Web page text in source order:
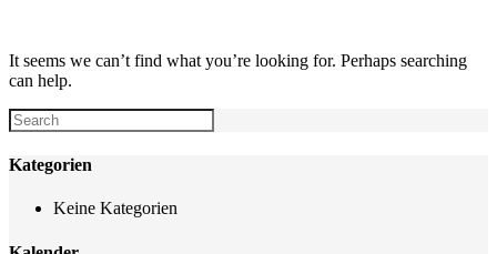
It seems we can’t find what you’re looking for. Perhaps searching
can help.
Kategorien
Keine Kategorien